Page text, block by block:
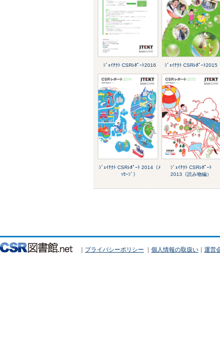
ｼﾞｪｲﾃｸﾄ CSRﾚﾎﾟｰﾄ2016 ｼﾞｪｲﾃｸﾄ CSRﾚﾎﾟｰﾄ2015
ｼﾞｪｲﾃｸﾄ CSRﾚﾎﾟｰﾄ 2014（ﾒ
ｯｾｰｼﾞ）
ｼﾞｪｲﾃｸﾄ CSRﾚﾎﾟｰﾄ
2013（読み物編）
｜ プライバシーポリシー ｜ 個人情報の取扱い ｜ 運営